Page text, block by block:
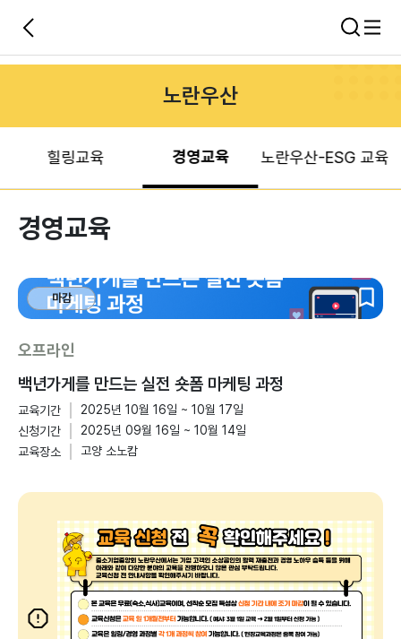
노란우산
힐링교육 경영교육 노란우산-ESG 교육
경영교육
마감
오프라인
백년가게를 만드는 실전 숏폼 마케팅 과정
교육기간
2025년 10월 16일 ~ 10월 17일
신청기간
2025년 09월 16일 ~ 10월 14일
교육장소
고양 소노캄